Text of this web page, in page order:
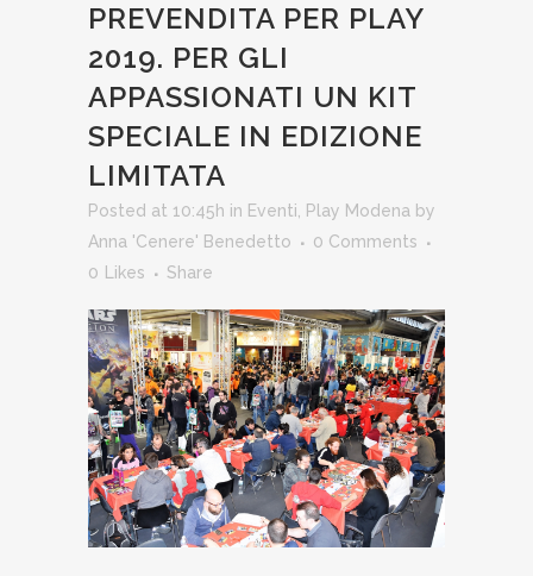
PREVENDITA PER PLAY
2019. PER GLI
APPASSIONATI UN KIT
SPECIALE IN EDIZIONE
LIMITATA
Posted at 10:45h in Eventi Play Modena by
Anna 'Cenere' Benedetto
0 Comments
0
Likes Share